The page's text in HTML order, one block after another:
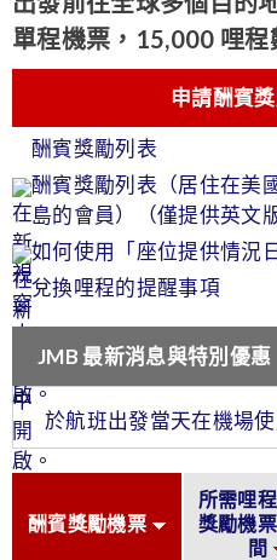
單程機票，15,000 哩
申請酬賓
酬賓獎勵列表
酬賓獎勵列表（居住在美
島的會員）（僅提供英文
如何使用「座位提供情況
兌換哩程的提醒事項
JMB 最新消息與特別優惠
於航班出發當天在機場
酬賓獎勵機票
所需哩
獎勵機
間